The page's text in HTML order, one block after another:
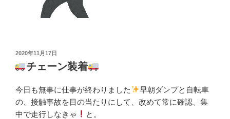
投
稿
日:
2020年11月17日
チェーン装着
今日も無事に仕事が終わりました
早朝ダンプと自転車
の、接触事故を目の当たりにして、改めて常に確認、集
中で走行しなきゃ
と。